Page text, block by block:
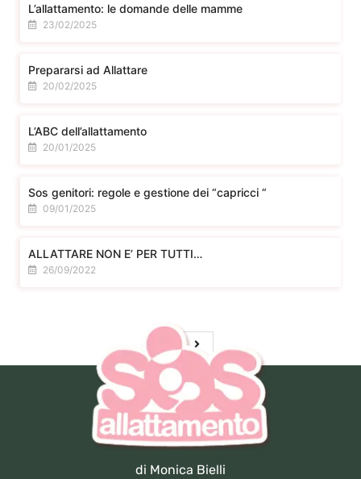
L’allattamento: le domande delle mamme
23/02/2025
Prepararsi ad Allattare
20/02/2025
L’ABC dell’allattamento
20/01/2025
Sos genitori: regole e gestione dei “capricci “
09/01/2025
ALLATTARE NON E’ PER TUTTI…
26/09/2022
di Monica Bielli